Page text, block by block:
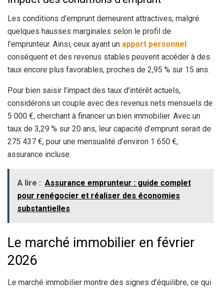
Les conditions d’emprunt demeurent attractives, malgré
quelques hausses marginales selon le profil de
l’emprunteur. Ainsi, ceux ayant un apport personnel
conséquent et des revenus stables peuvent accéder à des
taux encore plus favorables, proches de 2,95 % sur 15 ans.
Pour bien saisir l’impact des taux d’intérêt actuels,
considérons un couple avec des revenus nets mensuels de
5 000 €, cherchant à financer un bien immobilier. Avec un
taux de 3,29 % sur 20 ans, leur capacité d’emprunt serait de
275 437 €, pour une mensualité d’environ 1 650 €,
assurance incluse.
A lire : Assurance emprunteur : guide complet
pour renégocier et réaliser des économies
substantielles
Le marché immobilier en février
2026
Le marché immobilier montre des signes d’équilibre, ce qui